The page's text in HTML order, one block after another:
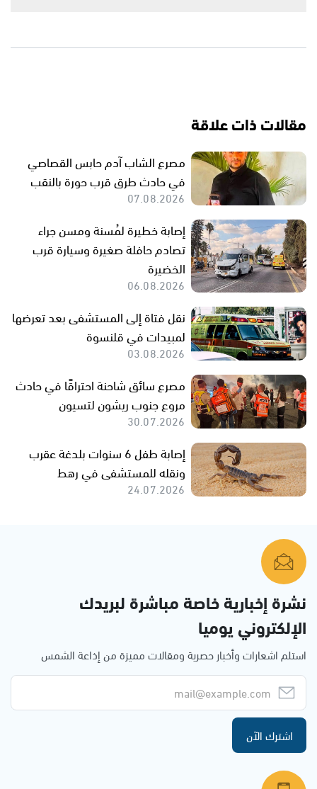
مقالات ذات علاقة
مصرع الشاب آدم حابس القصاصي
في حادث طرق قرب حورة بالنقب
07.08.2026
إصابة خطيرة لمُسنة ومسن جراء
تصادم حافلة صغيرة وسيارة قرب
الخضيرة
06.08.2026
نقل فتاة إلى المستشفى بعد تعرضها
لمبيدات في قلنسوة
03.08.2026
مصرع سائق شاحنة احتراقًا في حادث
مروع جنوب ريشون لتسيون
30.07.2026
إصابة طفل 6 سنوات بلدغة عقرب
ونقله للمستشفى في رهط
24.07.2026
نشرة إخبارية خاصة مباشرة لبريدك
الإلكتروني يوميا
استلم اشعارات وأخبار حصرية ومقالات مميزة من إذاعة الشمس
اشترك الآن